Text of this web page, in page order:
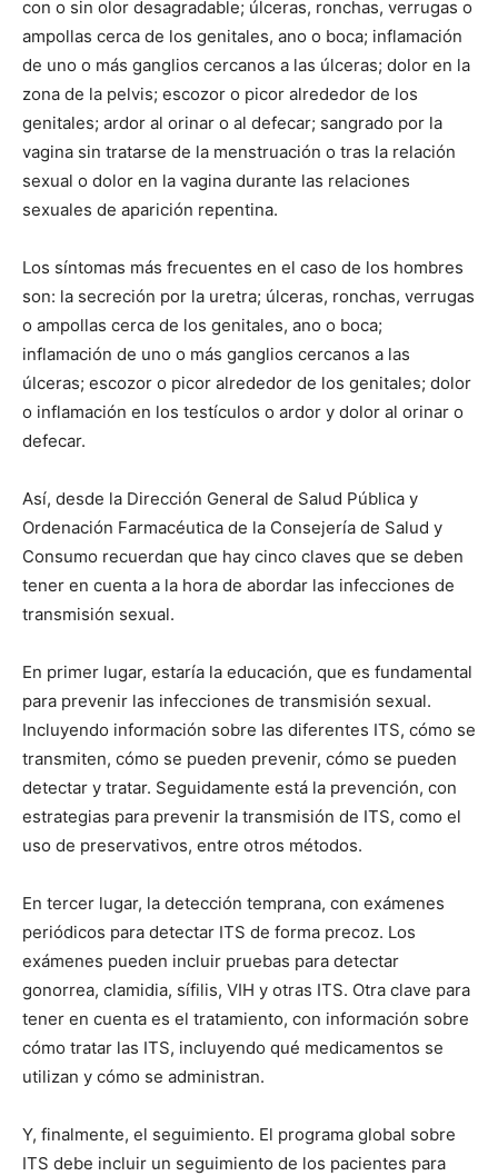
con o sin olor desagradable; úlceras, ronchas, verrugas o
ampollas cerca de los genitales, ano o boca; inflamación
de uno o más ganglios cercanos a las úlceras; dolor en la
zona de la pelvis; escozor o picor alrededor de los
genitales; ardor al orinar o al defecar; sangrado por la
vagina sin tratarse de la menstruación o tras la relación
sexual o dolor en la vagina durante las relaciones
sexuales de aparición repentina.
Los síntomas más frecuentes en el caso de los hombres
son: la secreción por la uretra; úlceras, ronchas, verrugas
o ampollas cerca de los genitales, ano o boca;
inflamación de uno o más ganglios cercanos a las
úlceras; escozor o picor alrededor de los genitales; dolor
o inflamación en los testículos o ardor y dolor al orinar o
defecar.
Así, desde la Dirección General de Salud Pública y
Ordenación Farmacéutica de la Consejería de Salud y
Consumo recuerdan que hay cinco claves que se deben
tener en cuenta a la hora de abordar las infecciones de
transmisión sexual.
En primer lugar, estaría la educación, que es fundamental
para prevenir las infecciones de transmisión sexual.
Incluyendo información sobre las diferentes ITS, cómo se
transmiten, cómo se pueden prevenir, cómo se pueden
detectar y tratar. Seguidamente está la prevención, con
estrategias para prevenir la transmisión de ITS, como el
uso de preservativos, entre otros métodos.
En tercer lugar, la detección temprana, con exámenes
periódicos para detectar ITS de forma precoz. Los
exámenes pueden incluir pruebas para detectar
gonorrea, clamidia, sífilis, VIH y otras ITS. Otra clave para
tener en cuenta es el tratamiento, con información sobre
cómo tratar las ITS, incluyendo qué medicamentos se
utilizan y cómo se administran.
Y, finalmente, el seguimiento. El programa global sobre
ITS debe incluir un seguimiento de los pacientes para